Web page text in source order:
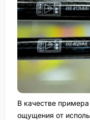
В качестве
ощущения от